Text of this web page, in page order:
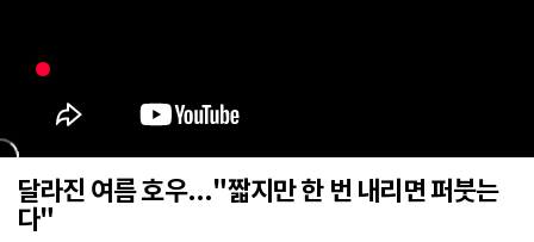
달라진 여름 호우..."짧지만 한 번 내리면 퍼붓는
다"